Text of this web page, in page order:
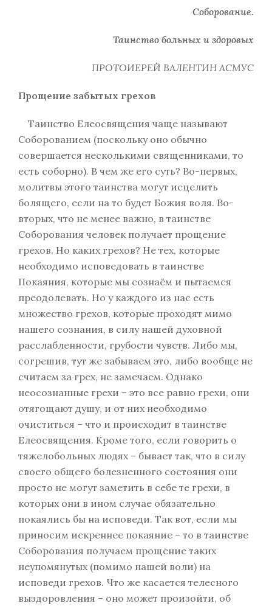
Соборование.
Таинство больных и здоровых
ПРОТОИЕРЕЙ ВАЛЕНТИН АСМУС
Прощение забытых грехов
Таинство Елеосвящения чаще называют
Соборованием (поскольку оно обычно
совершается несколькими священниками, то
есть соборно). В чем же его суть? Во-первых,
молитвы этого таинства могут исцелить
болящего, если на то будет Божия воля. Во-
вторых, что не менее важно, в таинстве
Соборования человек получает прощение
грехов. Но каких грехов? Не тех, которые
необходимо исповедовать в таинстве
Покаяния, которые мы сознаём и пытаемся
преодолевать. Но у каждого из нас есть
множество грехов, которые проходят мимо
нашего сознания, в силу нашей духовной
расслабленности, грубости чувств. Либо мы,
согрешив, тут же забываем это, либо вообще не
считаем за грех, не замечаем. Однако
неосознанные грехи – это все равно грехи, они
отягощают душу, и от них необходимо
очиститься – что и происходит в таинстве
Елеосвящения. Кроме того, если говорить о
тяжелобольных людях – бывает так, что в силу
своего общего болезненного состояния они
просто не могут заметить в себе те грехи, в
которых они в ином случае обязательно
покаялись бы на исповеди. Так вот, если мы
приносим искреннее покаяние – то в таинстве
Соборования получаем прощение таких
неупомянутых (помимо нашей воли) на
исповеди грехов. Что же касается телесного
выздоровления – оно может произойти, об